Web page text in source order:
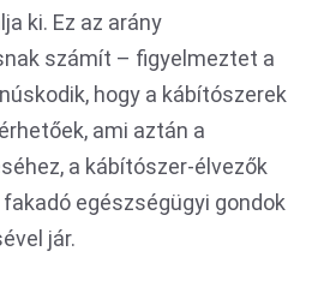
ki. Ez az arány
számít – figyelmeztet a
hogy a kábítószerek
ami aztán a
a kábítószer-élvezők
egészségügyi gondok
jár.